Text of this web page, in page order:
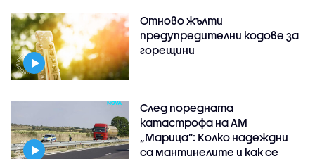
Отново жълти
предупредителни кодове за
горещини
След поредната
катастрофа на АМ
„Марица”: Колко надеждни
са мантинелите и как се